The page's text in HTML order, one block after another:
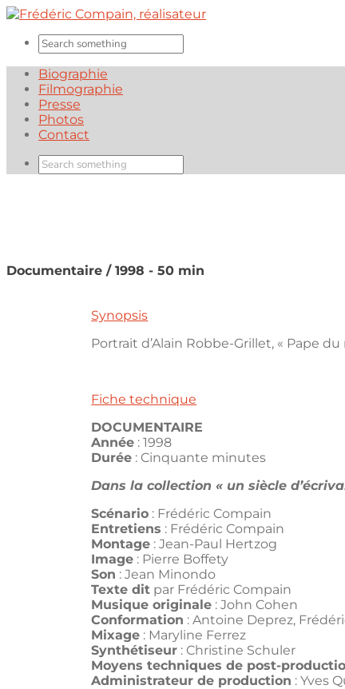
Biographie
Filmographie
Presse
Photos
Contact
Documentaire / 1998 - 50 min
Synopsis
Portrait d’Alain Robbe-Grillet, « Pape
Fiche technique
DOCUMENTAIRE
Année : 1998
Durée : Cinquante minutes
Dans la collection « un siècle
Scénario : Frédéric Compain
Entretiens : Frédéric Compain
Montage : Jean-Paul Hertzog
Image : Pierre Boffety
Son : Jean Minondo
Texte dit par Frédéric Compain
Musique originale : John Cohen
Conformation : Antoine Deprez,
Mixage : Maryline Ferrez
Synthétiseur : Christine Schuler
Moyens techniques de post-
Administrateur de production : Yves